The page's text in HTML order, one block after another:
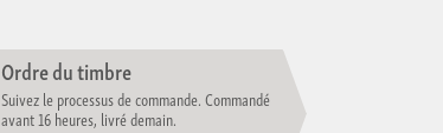
Ordre du timbre
Suivez le processus de commande. Commandé
avant 16 heures, livré demain.